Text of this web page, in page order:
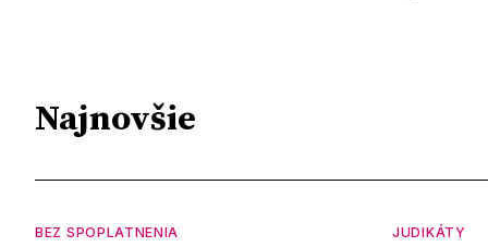
Najnovšie
BEZ SPOPLATNENIA JUDIKÁTY